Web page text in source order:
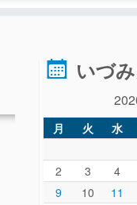
いづ
月 火 水
2
3 4
9
10 11